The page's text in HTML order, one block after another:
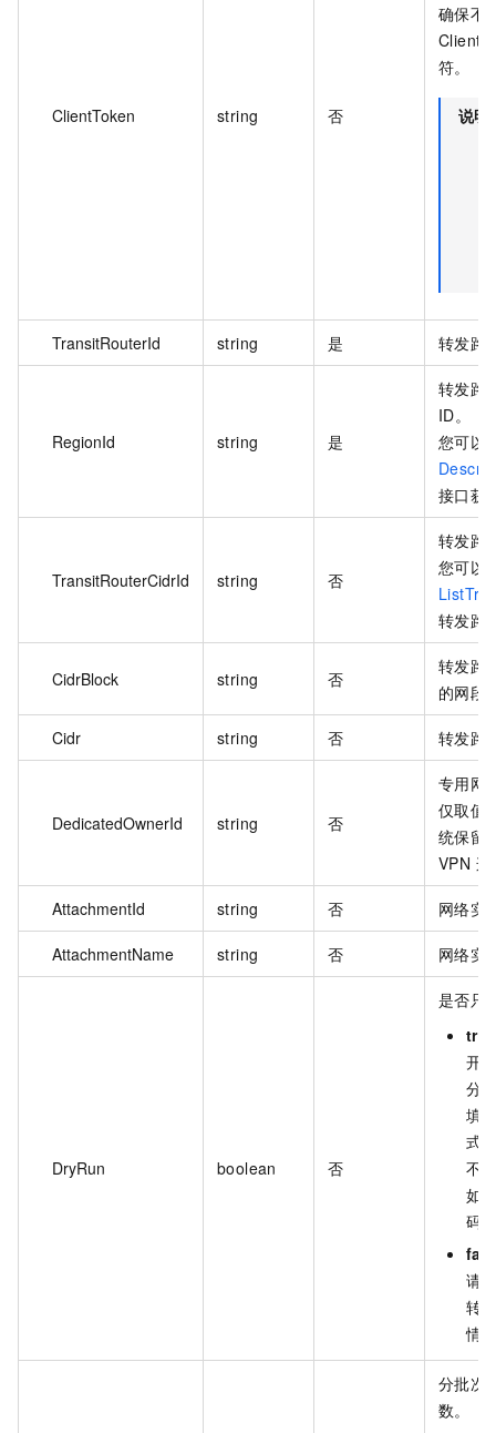
ClientToken string 否
确保不
符。
说明
TransitRouterId string 是 转发路
RegionId string 是
转发路
ID。
您可以
接口获
TransitRouterCidrId string 否
转发路
您可以
转发路
CidrBlock string 否
转发路
的网段
Cidr string 否 转发路
DedicatedOwnerId string 否
专用网
仅取值
统保留
VPN
AttachmentId string 否 网络实
AttachmentName string 否 网络实
DryRun boolean 否
是否只
开
分
填
式
不
如
码
请
转
情
分批次
数。